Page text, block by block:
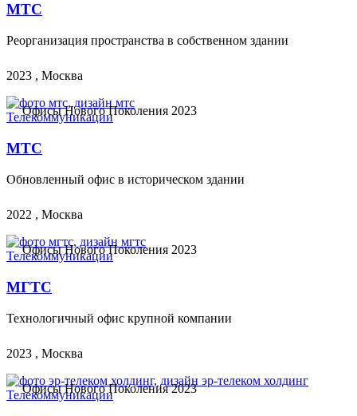
МТС
Реорганизация пространства в собственном здании
2023 , Москва
Офисы Нового Поколения 2023
Телекоммуникации
МТС
Обновленный офис в историческом здании
2022 , Москва
Офисы Нового Поколения 2023
Телекоммуникации
МГТС
Технологичный офис крупной компании
2023 , Москва
Офисы Нового Поколения 2023
Телекоммуникации